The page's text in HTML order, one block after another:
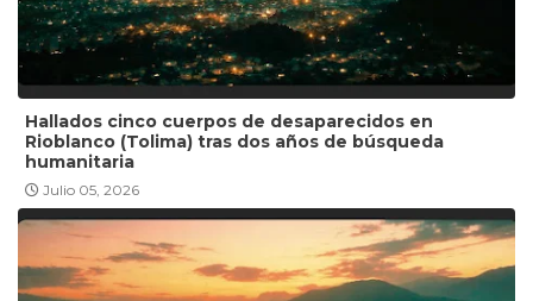
Hallados cinco cuerpos de desaparecidos en
Rioblanco (Tolima) tras dos años de búsqueda
humanitaria
Julio 05, 2026